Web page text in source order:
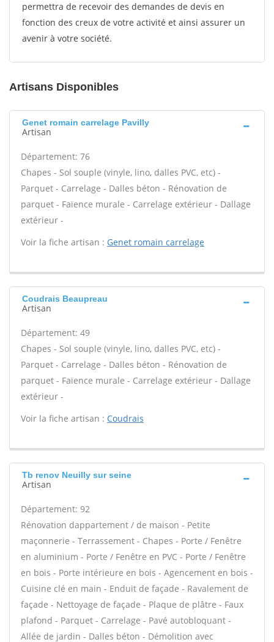
permettra de recevoir des demandes de devis en
fonction des creux de votre activité et ainsi assurer un
avenir à votre société.
Artisans Disponibles
Genet romain carrelage Pavilly
Artisan
Département: 76
Chapes - Sol souple (vinyle, lino, dalles PVC, etc) -
Parquet - Carrelage - Dalles béton - Rénovation de
parquet - Faïence murale - Carrelage extérieur - Dallage
extérieur -
Voir la fiche artisan : Genet romain carrelage
Coudrais Beaupreau
Artisan
Département: 49
Chapes - Sol souple (vinyle, lino, dalles PVC, etc) -
Parquet - Carrelage - Dalles béton - Rénovation de
parquet - Faïence murale - Carrelage extérieur - Dallage
extérieur -
Voir la fiche artisan : Coudrais
Tb renov Neuilly sur seine
Artisan
Département: 92
Rénovation dappartement / de maison - Petite
maçonnerie - Terrassement - Chapes - Porte / Fenêtre
en aluminium - Porte / Fenêtre en PVC - Porte / Fenêtre
en bois - Porte intérieure en bois - Agencement en bois -
Cuisine clé en main - Enduit de façade - Ravalement de
façade - Nettoyage de façade - Plaque de plâtre - Faux
plafond - Parquet - Carrelage - Pavé autobloquant -
Allée de jardin - Dalles béton - Démolition avec